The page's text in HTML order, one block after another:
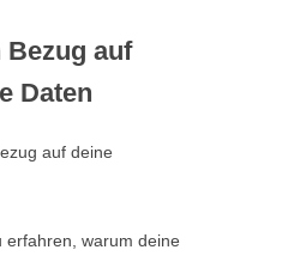
Bezug auf
Daten
auf deine
erfahren, warum deine